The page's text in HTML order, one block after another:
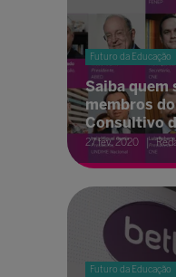
Futuro da Educação
Saiba quem
membros
Consultivo
27 fev. 2020
Futuro da Educação